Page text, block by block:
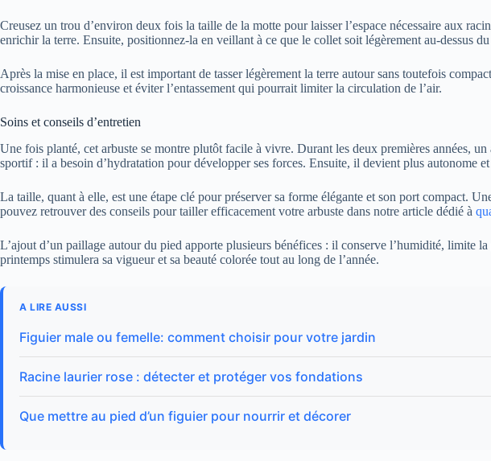
Creusez un trou d’environ deux fois la taille de la motte pour laisser l’espace nécessaire aux
enrichir la terre. Ensuite, positionnez-la en veillant à ce que le collet soit légèrement au-dessus
Après la mise en place, il est important de tasser légèrement la terre autour sans toutefois
croissance harmonieuse et éviter l’entassement qui pourrait limiter la circulation de l’air.
Soins et conseils d’entretien
Une fois planté, cet arbuste se montre plutôt facile à vivre. Durant les deux premières années,
sportif : il a besoin d’hydratation pour développer ses forces. Ensuite, il devient plus autonome et
La taille, quant à elle, est une étape clé pour préserver sa forme élégante et son port compact.
pouvez retrouver des conseils pour tailler efficacement votre arbuste dans notre article dédié à
L’ajout d’un paillage autour du pied apporte plusieurs bénéfices : il conserve l’humidité, limite
printemps stimulera sa vigueur et sa beauté colorée tout au long de l’année.
A LIRE AUSSI
Figuier male ou femelle: comment choisir pour votre jardin
Racine laurier rose : détecter et protéger vos fondations
Que mettre au pied d’un figuier pour nourrir et décorer